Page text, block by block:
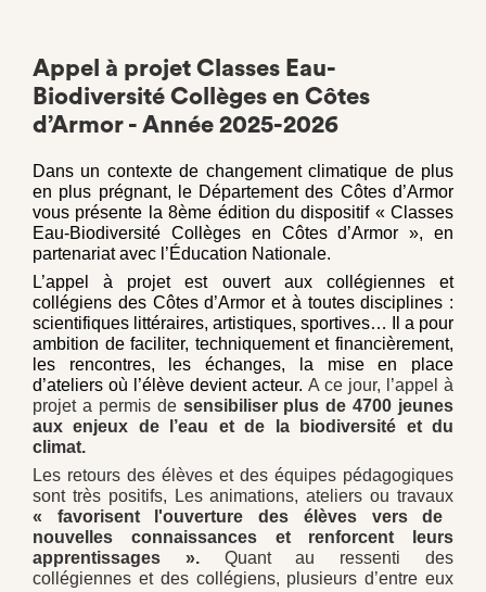
Appel à projet Classes Eau-
Biodiversité Collèges en Côtes
d’Armor - Année 2025-2026
Dans un contexte de changement climatique de plus
en plus prégnant, le Département des Côtes d’Armor
vous présente la 8ème édition du dispositif « Classes
Eau-Biodiversité Collèges en Côtes d’Armor », en
partenariat avec l’Éducation Nationale.
L’appel à projet est ouvert aux collégiennes et
collégiens des Côtes d’Armor et à toutes disciplines :
scientifiques littéraires, artistiques, sportives… Il a pour
ambition de faciliter, techniquement et financièrement,
les rencontres, les échanges, la mise en place
d’ateliers où l’élève devient acteur. A ce jour, l’appel à
projet a permis desensibiliser plus de 4700 jeunes
aux enjeux de l’eau et de la biodiversité et du
climat.
Les retours des élèves et des équipes pédagogiques
sont très positifs,
Les animations, ateliers ou travaux
« favorisent l'ouverture des élèves vers de
nouvelles connaissances et renforcent leurs
apprentissages ». Quant au ressenti des
collégiennes et des collégiens, plusieurs d’entre eux